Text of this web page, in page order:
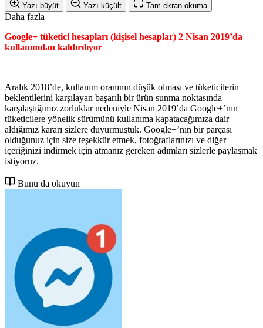
Yazı büyüt
Yazı küçült Tam ekran okuma
Daha fazla
Google+ tüketici hesapları (kişisel hesaplar) 2 Nisan 2019’da
kullanımdan kaldırılıyor
Aralık 2018’de, kullanım oranının düşük olması ve tüketicilerin
beklentilerini karşılayan başarılı bir ürün sunma noktasında
karşılaştığımız zorluklar nedeniyle Nisan 2019’da Google+’nın
tüketicilere yönelik sürümünü kullanıma kapatacağımıza dair
aldığımız kararı sizlere duyurmuştuk. Google+’nın bir parçası
olduğunuz için size teşekkür etmek, fotoğraflarınızı ve diğer
içeriğinizi indirmek için atmanız gereken adımları sizlerle paylaşmak
istiyoruz.
Bunu da okuyun